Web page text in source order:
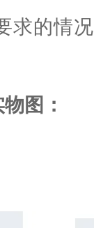
求的情
图：